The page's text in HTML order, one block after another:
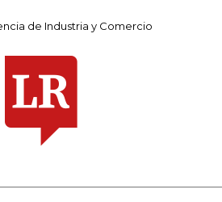
de Industria y Comercio